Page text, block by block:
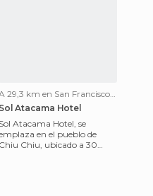
Sol Atacama Hotel
Sol Atacama Hotel, se
en el pueblo de
Chiu Chiu, ubicado a 30